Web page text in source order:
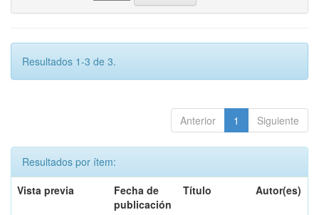
Resultados 1-3 de 3.
Anterior 1 Siguiente
Resultados por ítem:
Vista previa
Fecha de
publicación
Título Autor(es)